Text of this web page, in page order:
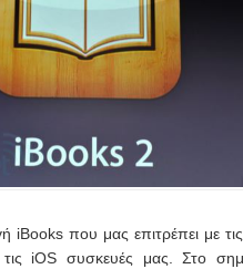
iBooks που μας επιτρέπει με
τις iOS συσκευές μας. Στο